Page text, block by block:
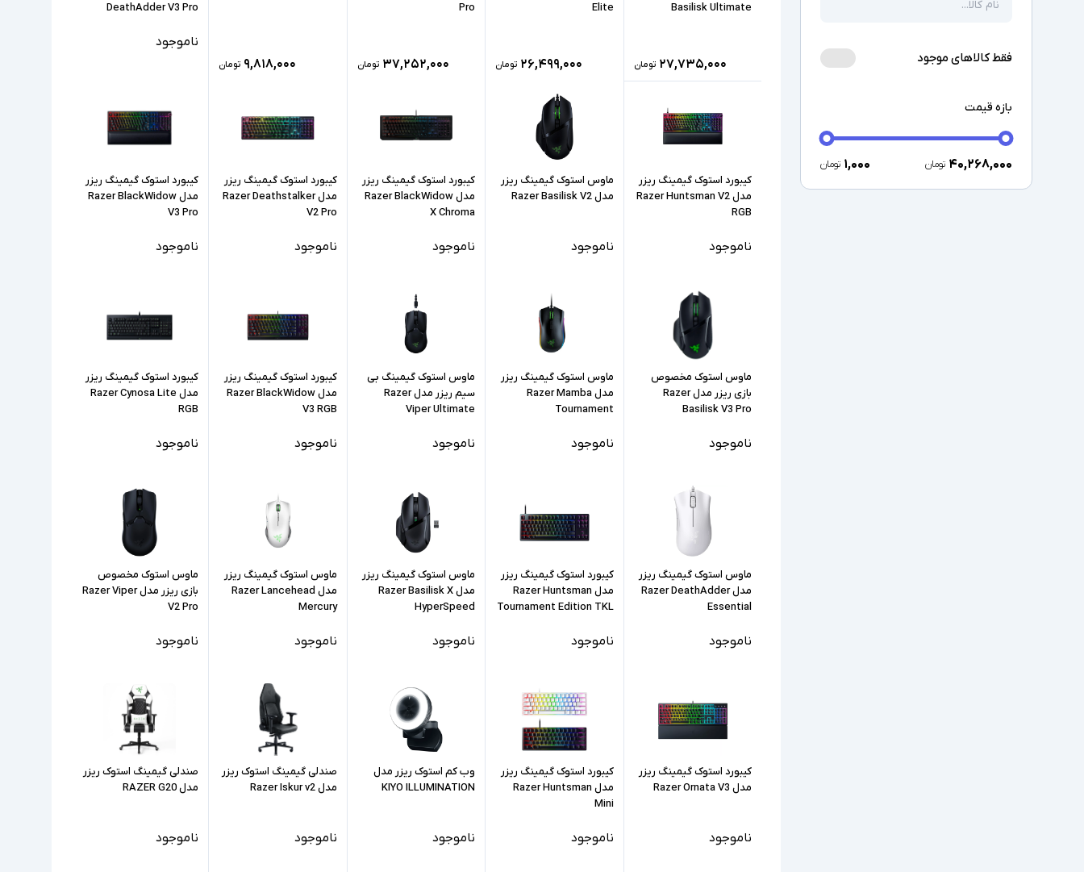
فقط کالاهای موجود
بازه قیمت
۴۰,۲۶۸,۰۰۰ تومان ۱,۰۰۰ تومان
Basilisk Ultimate
۲۷,۷۳۵,۰۰۰ تومان
Elite
۲۶,۴۹۹,۰۰۰ تومان
Pro
۳۷,۲۵۲,۰۰۰ تومان ۹,۸۱۸,۰۰۰ تومان
DeathAdder V3 Pro
ناموجود
کیبورد استوک گیمینگ ریزر
مدل Razer Huntsman V2
RGB
ناموجود
ماوس استوک گیمینگ ریزر
مدل Razer Basilisk V2
ناموجود
کیبورد استوک گیمینگ ریزر
مدل Razer BlackWidow
X Chroma
ناموجود
کیبورد استوک گیمینگ ریزر
مدل Razer Deathstalker
V2 Pro
ناموجود
کیبورد استوک گیمینگ ریزر
مدل Razer BlackWidow
V3 Pro
ناموجود
ماوس استوک مخصوص
بازی ریزر مدل Razer
Basilisk V3 Pro
ناموجود
ماوس استوک گیمینگ ریزر
مدل Razer Mamba
Tournament
ناموجود
ماوس استوک گیمینگ بی
سیم ریزر مدل Razer
Viper Ultimate
ناموجود
کیبورد استوک گیمینگ ریزر
مدل Razer BlackWidow
V3 RGB
ناموجود
کیبورد استوک گیمینگ ریزر
مدل Razer Cynosa Lite
RGB
ناموجود
ماوس استوک گیمینگ ریزر
مدل Razer DeathAdder
Essential
ناموجود
کیبورد استوک گیمینگ ریزر
مدل Razer Huntsman
Tournament Edition TKL
ناموجود
ماوس استوک گیمینگ ریزر
مدل Razer Basilisk X
HyperSpeed
ناموجود
ماوس استوک گیمینگ ریزر
مدل Razer Lancehead
Mercury
ناموجود
ماوس استوک مخصوص
بازی ریزر مدل Razer Viper
V2 Pro
ناموجود
کیبورد استوک گیمینگ ریزر
مدل Razer Ornata V3
ناموجود
کیبورد استوک گیمینگ ریزر
مدل Razer Huntsman
Mini
ناموجود
وب کم استوک ریزر مدل
KIYO ILLUMINATION
ناموجود
صندلی گیمینگ استوک ریزر
مدل Razer Iskur v2
ناموجود
صندلی گیمینگ استوک ریزر
مدل RAZER G20
ناموجود